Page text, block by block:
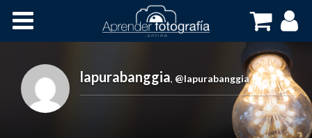
Cursos OnLine
lapurabanggia, @lapurabanggia